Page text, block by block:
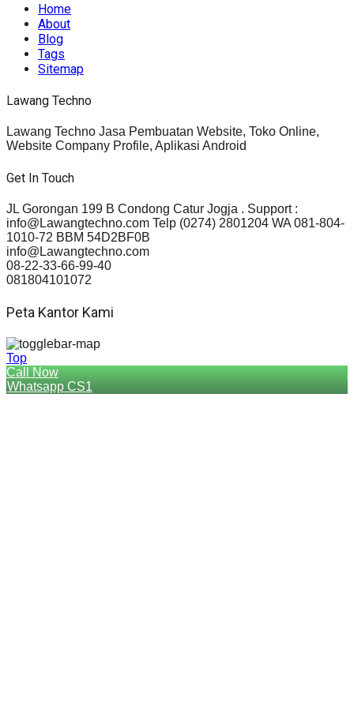
Home
About
Blog
Tags
Sitemap
Lawang Techno
Lawang Techno Jasa Pembuatan Website, Toko Online,
Website Company Profile, Aplikasi Android
Get In Touch
JL Gorongan 199 B Condong Catur Jogja . Support :
info@Lawangtechno.com Telp (0274) 2801204 WA 081-804-
1010-72 BBM 54D2BF0B
info@Lawangtechno.com
08-22-33-66-99-40
081804101072
Peta Kantor Kami
Top
Call Now
Whatsapp CS1